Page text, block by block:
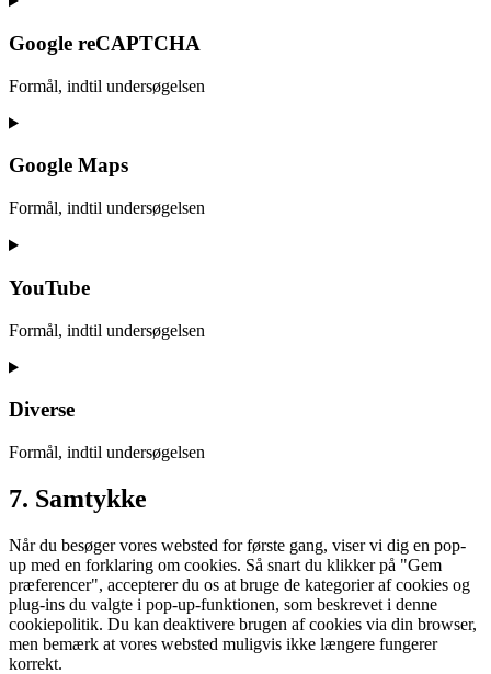
service
google-
fonts
Google reCAPTCHA
Formål, indtil undersøgelsen
Consent
service
google-
recaptcha
Google Maps
Formål, indtil undersøgelsen
Consent
service
maps
YouTube
Formål, indtil undersøgelsen
Consent
service
Diverse
Formål, indtil undersøgelsen
Consent
to
diverse
7. Samtykke
Når du besøger vores websted for første gang, viser vi dig en pop-
up med en forklaring om cookies. Så snart du klikker på "Gem
præferencer", accepterer du os at bruge de kategorier af cookies og
plug-ins du valgte i pop-up-funktionen, som beskrevet i denne
cookiepolitik. Du kan deaktivere brugen af ​​cookies via din browser,
men bemærk at vores websted muligvis ikke længere fungerer
korrekt.